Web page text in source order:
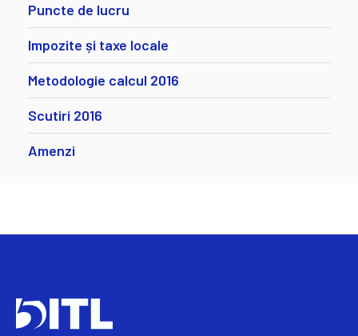
Puncte de lucru
Impozite și taxe locale
Metodologie calcul 2016
Scutiri 2016
Amenzi